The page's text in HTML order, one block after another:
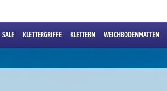
SALE KLETTERGRIFFE KLETTERN WEICHBODENMATTEN